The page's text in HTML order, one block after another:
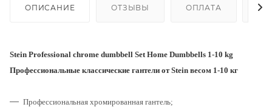
ОПИСАНИЕ ОТЗЫВЫ ОПЛАТА
Stein Рrofessional chrome dumbbell Set Home Dumbbells 1-10 kg
Профессиональные классические гантели от Stein весом 1-10 кг
Профессиональная хромированная гантель;